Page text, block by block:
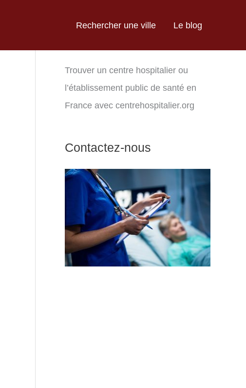
Rechercher une ville Le blog
Trouver un centre hospitalier ou
l’établissement public de santé en
France avec centrehospitalier.org
Contactez-nous